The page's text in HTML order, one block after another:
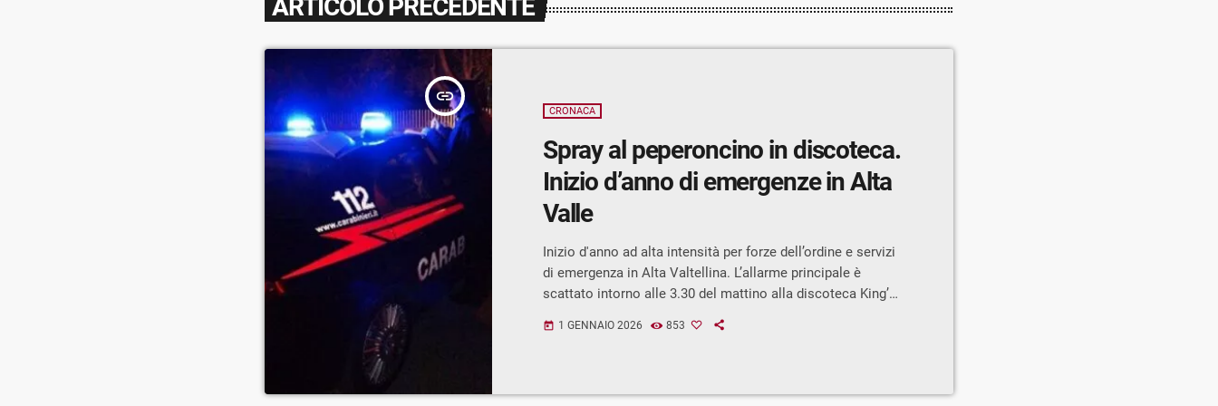
ARTICOLO PRECEDENTE
insert_link
CRONACA
Spray al peperoncino in discoteca.
Inizio d’anno di emergenze in Alta
Valle
Inizio d'anno ad alta intensità per forze dell’ordine e servizi
di emergenza in Alta Valtellina. L’allarme principale è
scattato intorno alle 3.30 del mattino alla discoteca King’s
hanno improvvisamente accusato bruciore agli occhi e
sanitario con auto medica.Dopo le verifiche, è stata
today 1 GENNAIO 2026 853